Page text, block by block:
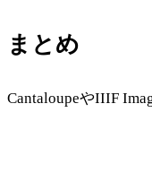
まとめ
CantaloupeやIIIF